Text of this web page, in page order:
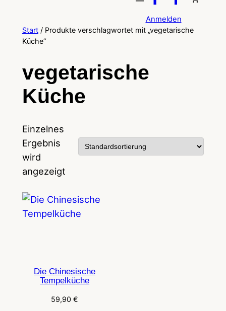
Anmelden
Start/ Produkte verschlagwortet mit „vegetarische
Küche“
vegetarische
Küche
Einzelnes
Ergebnis
wird
angezeigt
Die Chinesische
Tempelküche
59,90€